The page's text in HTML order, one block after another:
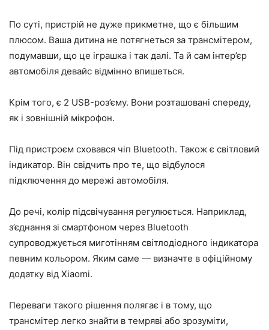
По суті, пристрій не дуже прикметне, що є більшим
плюсом. Ваша дитина не потягнеться за трансмітером,
подумавши, що це іграшка і так далі. Та й сам інтер’єр
автомобіля девайс відмінно впишеться.
Крім того, є 2 USB-роз’єму. Вони розташовані спереду,
як і зовнішній мікрофон.
Під пристроєм сховався чіп Bluetooth. Також є світловий
індикатор. Він свідчить про те, що відбулося
підключення до мережі автомобіля.
До речі, колір підсвічування регулюється. Наприклад,
з’єднання зі смартфоном через Bluetooth
супроводжується миготінням світлодіодного індикатора
певним кольором. Яким саме — визначте в офіційному
додатку від Xiaomi.
Переваги такого рішення полягає і в тому, що
трансмітер легко знайти в темряві або зрозуміти,